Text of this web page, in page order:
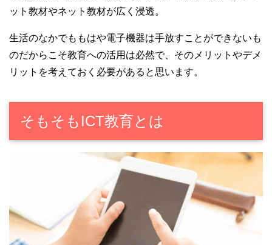
ット教材やネット教材が広く浸透。
生活のなかでももはや電子機器は手放すことができないも
のだからこそ教育への活用は必然で、そのメリットやデメ
リットを考えておく必要があると思います。
そもそもICT教育とは